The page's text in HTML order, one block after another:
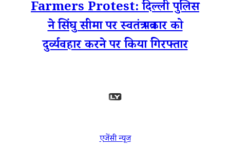
Farmers Protest: दिल्ली पुलिस
ने सिंघु सीमा पर स्वतंत्र पत्रकार को
दुर्व्यवहार करने पर किया गिरफ्तार
एजेंसी न्यूज